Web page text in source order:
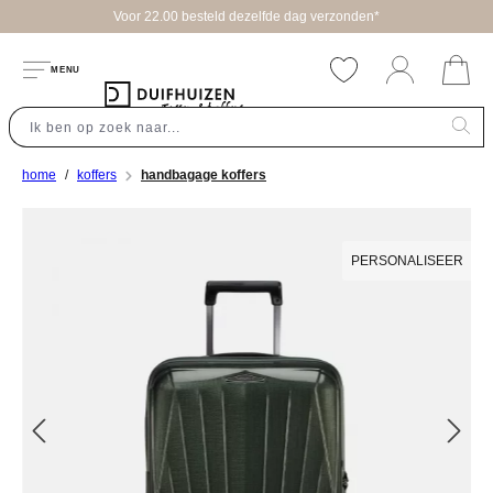
Voor 22.00 besteld dezelfde dag verzonden*
MENU
home koffers handbagage koffers
PERSONALISEER